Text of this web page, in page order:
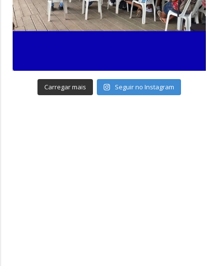
Carregar mais Seguir no Instagram